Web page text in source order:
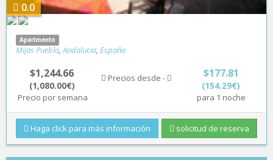
0.0
Apartmento
Mijas Pueblo,Andalucia, España
$1,244.66
(1,080.00€)
Precio por semana
Precios desde - $177.81
(154.29€)
para 1 noche
solicitud de reserva
Haga click para más información